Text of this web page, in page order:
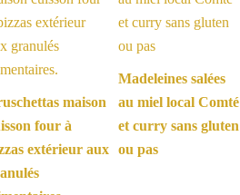
maison
four à
extérieur aux
Madeleines salées
au miel local Comté
et curry sans gluten
ou pas